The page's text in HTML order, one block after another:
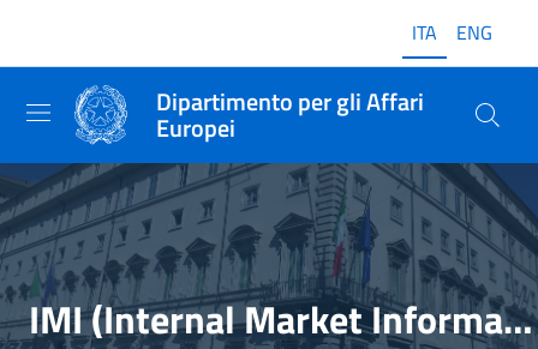
ITA ENG
Dipartimento per gli Affari
Europei
IMI (Internal Market Information)